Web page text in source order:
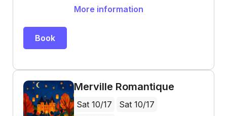
More information
Book
Merville Romantique
Sat 10/17
Sat 10/17